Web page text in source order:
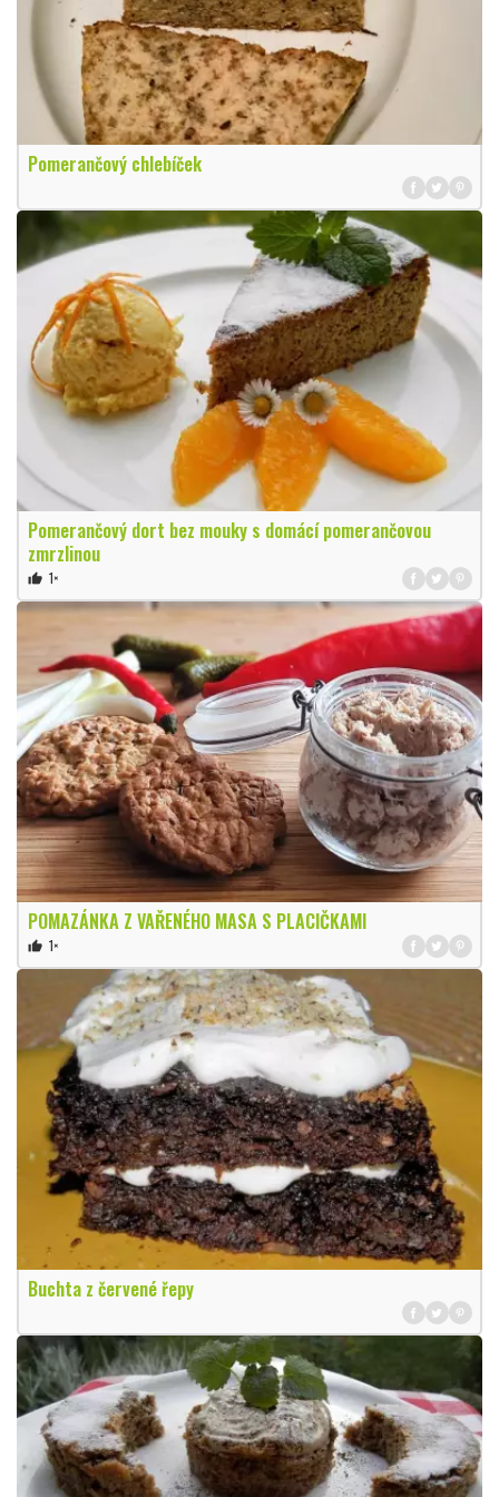
Pomerančový chlebíček
Pomerančový dort bez mouky s domácí pomerančovou
zmrzlinou
thumb_up 1×
POMAZÁNKA Z VAŘENÉHO MASA S PLACIČKAMI
thumb_up 1×
Buchta z červené řepy